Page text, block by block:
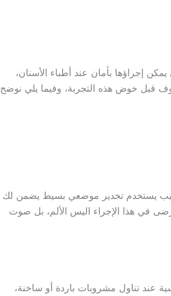
إجراؤها بأمان عند أطباء الأسنان،
قبل خوض هذه التجربة، وفيما يلي نوضح
يستخدم تخدير موضعي بسيط يضمن لك
في هذا الإجراء اليس الألم، بل صوت
عند تناول مشروبات باردة أو ساخنة،